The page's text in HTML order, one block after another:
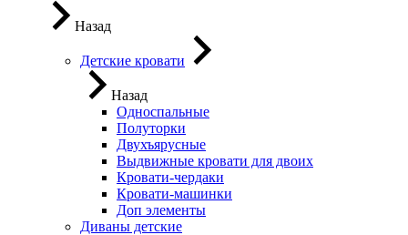
Назад
Детские кровати
Назад
Односпальные
Полуторки
Двухъярусные
Выдвижные кровати для двоих
Кровати-чердаки
Кровати-машинки
Доп элементы
Диваны детские